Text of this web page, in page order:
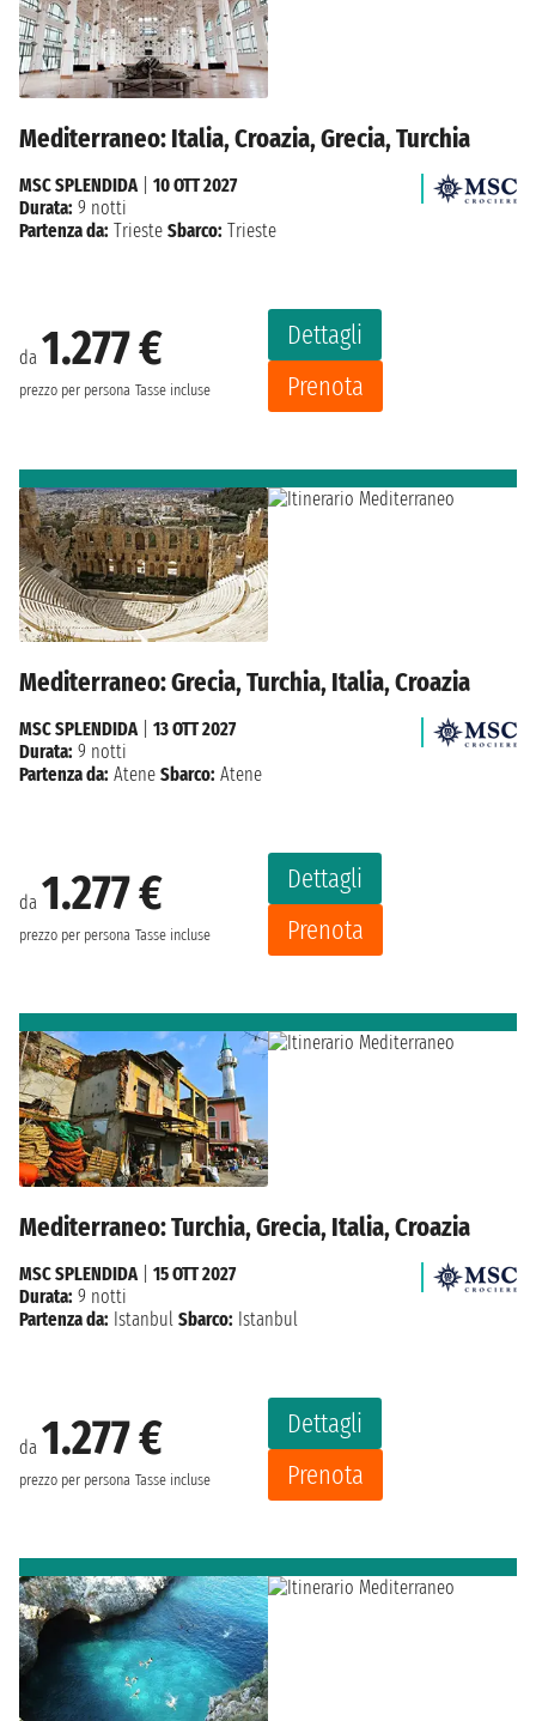
Mediterraneo: Italia, Croazia, Grecia, Turchia
da 1.277 €
prezzo per persona Tasse incluse
Dettagli
Prenota
MSC SPLENDIDA| 10 OTT 2027
Durata: 9 notti
Partenza da: Trieste Sbarco: Trieste
Mediterraneo: Grecia, Turchia, Italia, Croazia
da 1.277 €
prezzo per persona Tasse incluse
Dettagli
Prenota
MSC SPLENDIDA| 13 OTT 2027
Durata: 9 notti
Partenza da: Atene Sbarco: Atene
Mediterraneo: Turchia, Grecia, Italia, Croazia
da 1.277 €
prezzo per persona Tasse incluse
Dettagli
Prenota
MSC SPLENDIDA| 15 OTT 2027
Durata: 9 notti
Partenza da: Istanbul Sbarco: Istanbul